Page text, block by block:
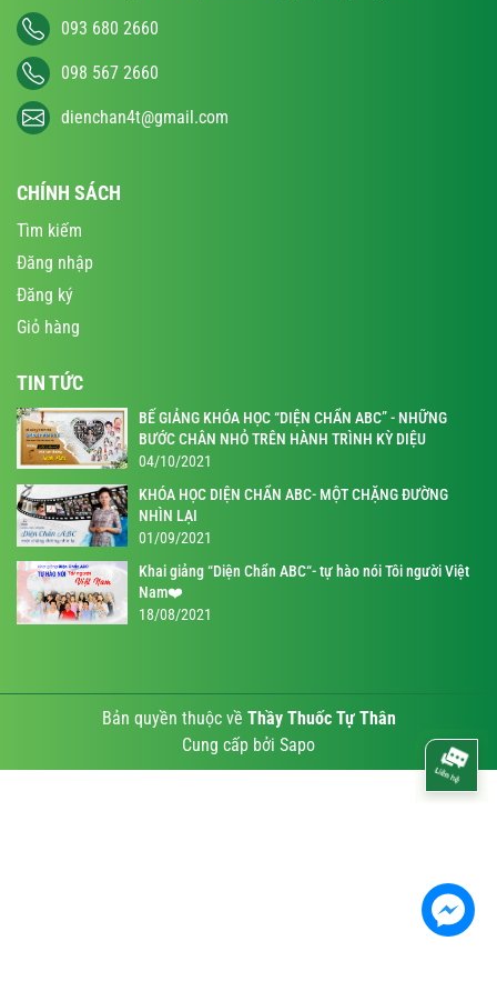
093 680 2660
098 567 2660
dienchan4t@gmail.com
CHÍNH SÁCH
Tìm kiếm
Đăng nhập
Đăng ký
Giỏ hàng
TIN TỨC
BẾ GIẢNG KHÓA HỌC “DIỆN CHẨN ABC” - NHỮNG
BƯỚC CHÂN NHỎ TRÊN HÀNH TRÌNH KỲ DIỆU
04/10/2021
KHÓA HỌC DIỆN CHẨN ABC- MỘT CHẶNG ĐƯỜNG
NHÌN LẠI
01/09/2021
Khai giảng “Diện Chẩn ABC“- tự hào nói Tôi người Việt
Nam❤️
18/08/2021
Bản quyền thuộc về Thầy Thuốc Tự Thân
Cung cấp bởi Sapo